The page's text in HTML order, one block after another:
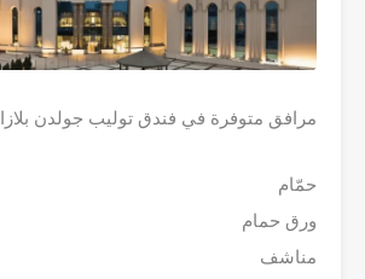
مرافق متوفرة في فندق توليب جولدن بلازا
حمّام
ورق حمام
مناشف